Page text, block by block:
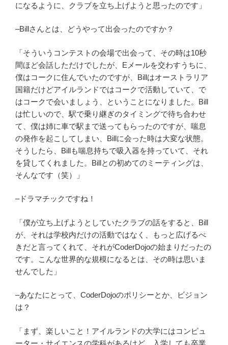
になるように、クラブを立ち上げようと思ったのです」
–Billさんとは、どうやって出会ったのですか？
「そういうコンテストの会場で出会って、その時は10秒
間ほど会話しただけでしたが、Eメールを交わすうちに、
僕はコークに住んでいたのですが、Billはオーストラリア
国籍だけどアイルランドではコークで活動していて、で
はコークで会いましょう、ということになりました。Bill
は忙しいので、駅で乗り継ぎのタイミングで待ち合わせ
て、僕は姉に車で駅まで送ってもらったのですが、喘息
の発作を起こしてしまい、Billに会った時は大変な状態。
そうしたら、Billも喘息持ちで吸入器を持っていて、それ
を貸してくれました。Billとの初めてのミーティングは、
そんなです（笑）」
–ドラマチックですね！
「僕が立ち上げようとしていたクラブの話をすると、Bill
が、それは学校内だけの活動ではなく、もっと広げるべ
きだと言ってくれて、それがCoderDojoの始まりだったの
です。こんな世界的な規模になるとは、その時は思いま
せんでした」
–あなたにとって、CoderDojoのポリシーとか、ビジョン
は？
「まず、楽しいこと！アイルランドの大学にはコンピュ
ーター・サイエンスの学科があるけど、入学しても卒業